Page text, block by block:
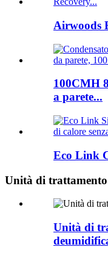
Airwoods
100CMH
a parete...
Eco Link
Unità di
Unità di